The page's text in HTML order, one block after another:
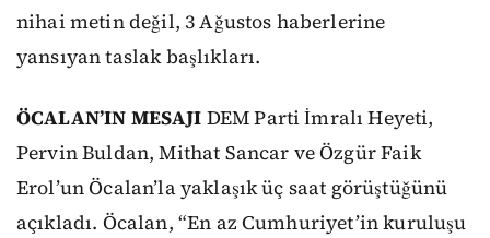
nihai metin değil, 3 Ağustos haberlerine
yansıyan taslak başlıkları.
ÖCALAN’IN MESAJI DEM Parti İmralı Heyeti,
Pervin Buldan, Mithat Sancar ve Özgür Faik
Erol’un Öcalan’la yaklaşık üç saat görüştüğünü
açıkladı. Öcalan, “En az Cumhuriyet’in kuruluşu